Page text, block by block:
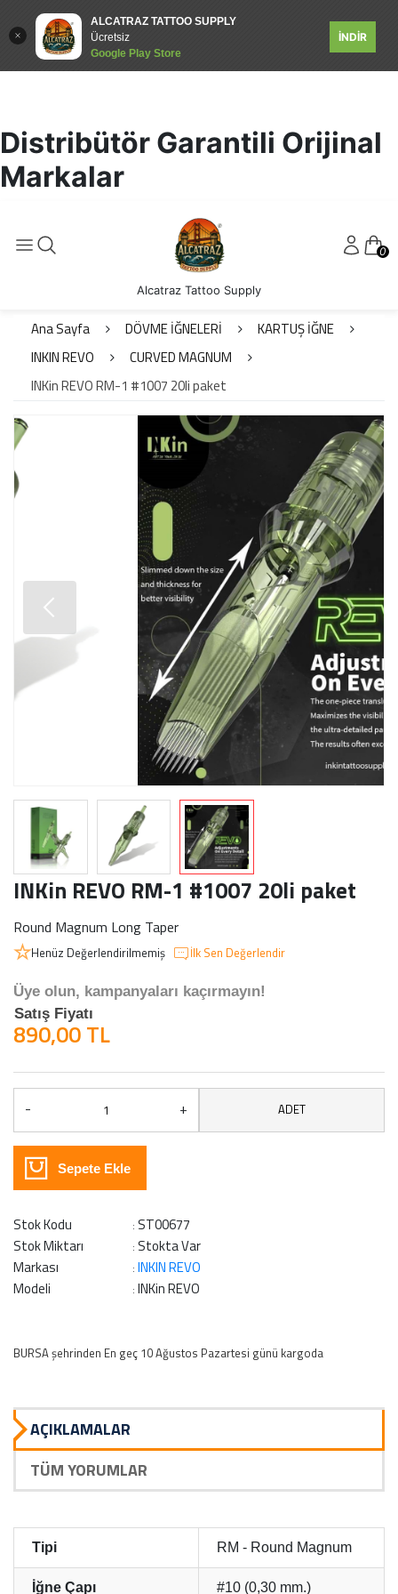
ALCATRAZ TATTOO SUPPLY
Ücretsiz
Google Play Store
İNDİR
Distribütör Garantili Orijinal
Markalar
0
Alcatraz Tattoo Supply
Ana Sayfa DÖVME İĞNELERİ
KARTUŞ İĞNE
INKIN REVO
CURVED MAGNUM
INKin REVO RM-1 #1007 20li paket
INKin REVO RM-1 #1007 20li paket
Round Magnum Long Taper
Henüz Değerlendirilmemiş İlk Sen Değerlendir
Üye olun, kampanyaları kaçırmayın!
Satış Fiyatı
890,00 TL
- + ADET
Sepete Ekle
Stok Kodu : ST00677
Stok Miktarı
: Stokta Var
Markası
: INKIN REVO
Modeli
: INKin REVO
BURSA şehrinden En geç 10 Ağustos Pazartesi günü kargoda
AÇIKLAMALAR
TÜM YORUMLAR
Tipi RM - Round Magnum
İğne Çapı #10 (0,30 mm.)